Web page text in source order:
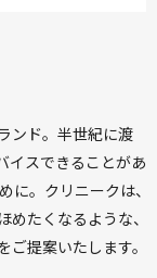
ンド。半世紀に渡
イスできることがあ
に。クリニークは、
たくなるような、
提案いたします。